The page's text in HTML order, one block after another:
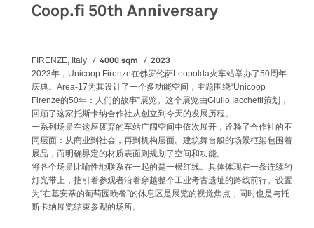
Coop.fi 50th Anniversary
FIRENZE, Italy 4000 sqm 2023
2023年，Unicoop Firenze在佛罗伦萨Leopolda火车站举办了50周年
庆典。Area-17为其设计了一个多功能空间，主题围绕“Unicoop
Firenze的50年：人们的故事”展览。这个展览由Giulio Iacchetti策划，
回顾了这家托斯卡纳合作社从创立到今天的发展历程。
一系列场景在这座废弃的车站广阔空间中依次展开，诠释了合作社的不
同层面：从商业到社会，再到机构层面。建筑舞台般的场景框架包围着
展品，而明确界定的材质表面则规划了空间和功能。
将各个场景比喻性地联系在一起的是一根红线。具体体现在一条连续的
灯光带上，指引着参观者沿着穿越整个工业考古遗址的路线前行。设置
为“在基安蒂的葡萄园晚餐”的休息区是展览的视觉焦点，同时也是与托
斯卡纳展览结束参观的场所。